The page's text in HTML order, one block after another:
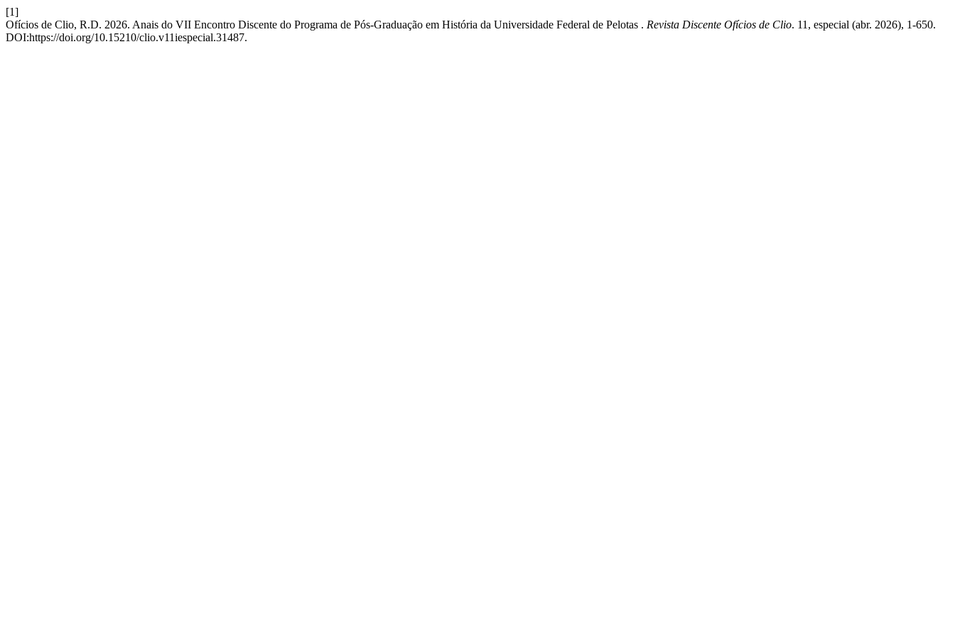
[1]
Ofícios de Clio, R.D. 2026. Anais do VII Encontro Discente do Programa de Pós-Graduação em História da Universidade Federal de Pelotas . Revista Discente Ofícios de Clio. 11, especial (abr. 2026), 1-650.
DOI:https://doi.org/10.15210/clio.v11iespecial.31487.